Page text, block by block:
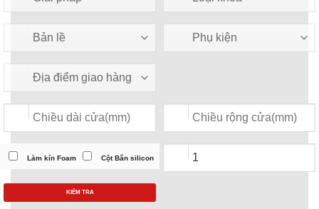
Làm kín Foam Cột Bắn silicon
KIỂM TRA